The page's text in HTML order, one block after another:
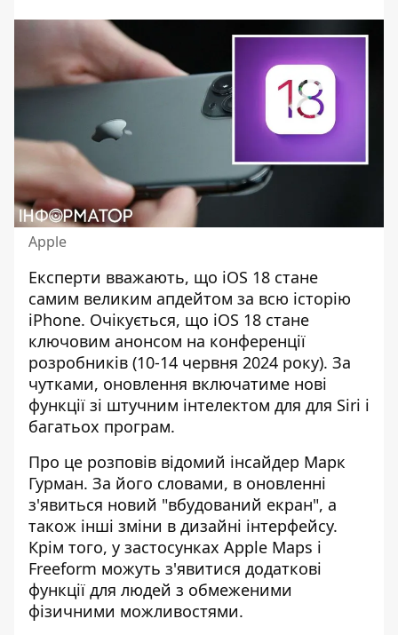
Apple
Експерти вважають, що iOS 18 стане
самим великим апдейтом за всю історію
iPhone. Очікується, що iOS 18 стане
ключовим анонсом на конференції
розробників (10-14 червня 2024 року). За
чутками, оновлення включатиме нові
функції зі штучним інтелектом для для Siri і
багатьох програм.
Про це розповів відомий інсайдер Марк
Гурман. За його словами, в оновленні
з'явиться новий "вбудований екран", а
також інші зміни в дизайні інтерфейсу.
Крім того, у застосунках Apple Maps і
Freeform можуть з'явитися додаткові
функції для людей з обмеженими
фізичними можливостями.